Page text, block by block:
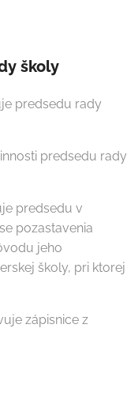
školy
predsedu rady
predsedu rady
predsedu v
pozastavenia
jeho
školy, pri ktorej
zápisnice z